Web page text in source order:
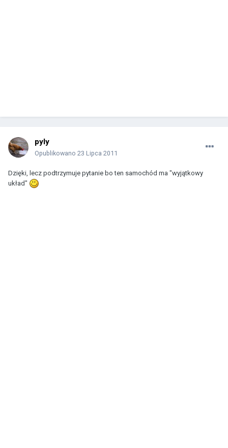
pyly
Opublikowano 23 Lipca 2011
Dzięki, lecz podtrzymuje pytanie bo ten samochód ma "wyjątkowy
układ"